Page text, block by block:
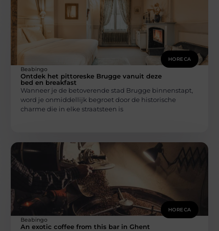
HORECA
Beabingo
Ontdek het pittoreske Brugge vanuit deze
bed en breakfast
Wanneer je de betoverende stad Brugge binnenstapt,
word je onmiddellijk begroet door de historische
charme die in elke straatsteen is
HORECA
Beabingo
An exotic coffee from this bar in Ghent